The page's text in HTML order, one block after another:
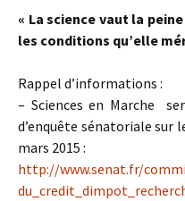
« La science vaut la
les conditions qu’elle
Rappel d’informations :
– Sciences en Marche
d’enquête sénatoriale sur
mars 2015 :
http://www.senat.fr/